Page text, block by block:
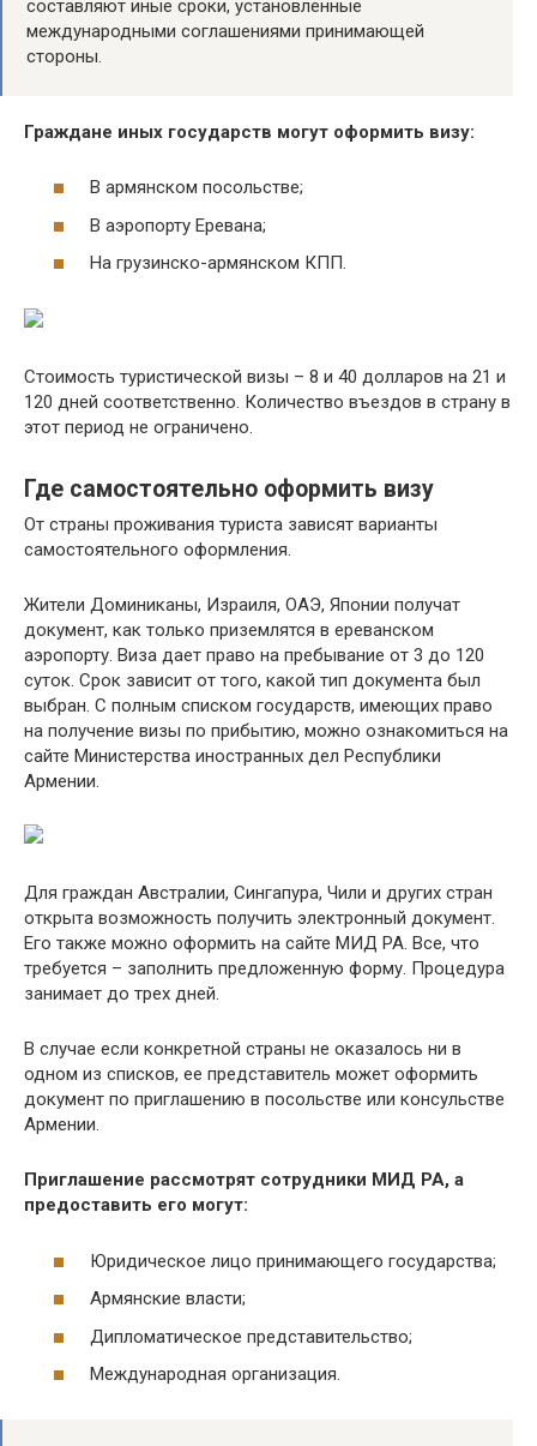
составляют иные сроки, установленные
международными соглашениями принимающей
стороны.
Граждане иных государств могут оформить визу:
В армянском посольстве;
В аэропорту Еревана;
На грузинско-армянском КПП.
Стоимость туристической визы – 8 и 40 долларов на 21 и
120 дней соответственно. Количество въездов в страну в
этот период не ограничено.
Где самостоятельно оформить визу
От страны проживания туриста зависят варианты
самостоятельного оформления.
Жители Доминиканы, Израиля, ОАЭ, Японии получат
документ, как только приземлятся в ереванском
аэропорту. Виза дает право на пребывание от 3 до 120
суток. Срок зависит от того, какой тип документа был
выбран. С полным списком государств, имеющих право
на получение визы по прибытию, можно ознакомиться на
сайте Министерства иностранных дел Республики
Армении.
Для граждан Австралии, Сингапура, Чили и других стран
открыта возможность получить электронный документ.
Его также можно оформить на сайте МИД РА. Все, что
требуется – заполнить предложенную форму. Процедура
занимает до трех дней.
В случае если конкретной страны не оказалось ни в
одном из списков, ее представитель может оформить
документ по приглашению в посольстве или консульстве
Армении.
Приглашение рассмотрят сотрудники МИД РА, а
предоставить его могут:
Юридическое лицо принимающего государства;
Армянские власти;
Дипломатическое представительство;
Международная организация.